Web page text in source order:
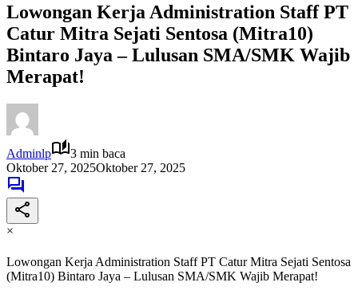
Lowongan Kerja Administration Staff PT
Catur Mitra Sejati Sentosa (Mitra10)
Bintaro Jaya – Lulusan SMA/SMK Wajib
Merapat!
Adminlp
3 min baca
Oktober 27, 2025Oktober 27, 2025
×
Lowongan Kerja Administration Staff PT Catur Mitra Sejati Sentosa
(Mitra10) Bintaro Jaya – Lulusan SMA/SMK Wajib Merapat!